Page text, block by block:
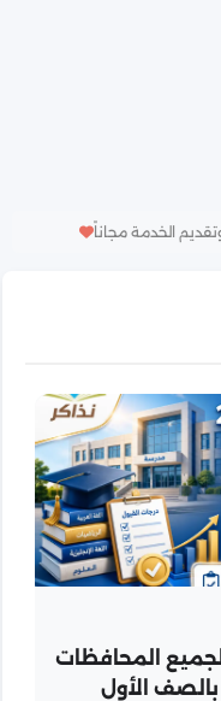
الخدمة مجاناً
تنسيق الثانوية العامة 2027 لجميع المحافظات
بالصف الأول